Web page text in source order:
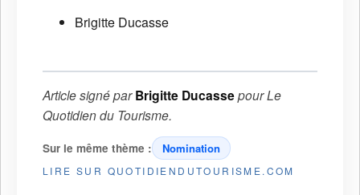
Brigitte Ducasse
Article signé parBrigitte DucassepourLe
Quotidien du Tourisme.
Sur le même thème : Nomination
LIRE SUR QUOTIDIENDUTOURISME.COM